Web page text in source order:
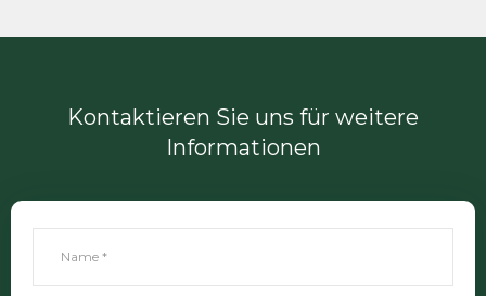
Kontaktieren Sie uns für weitere
Informationen